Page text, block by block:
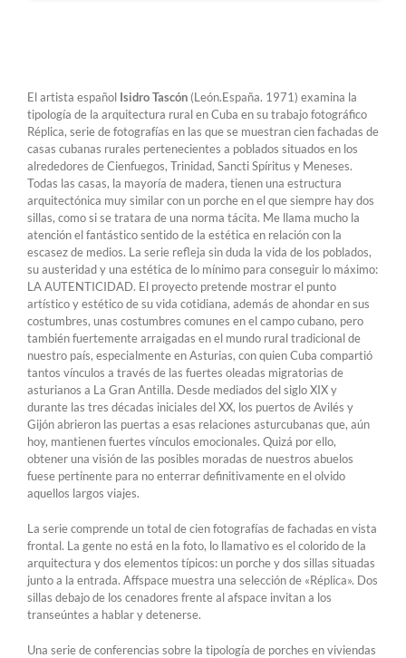
El artista español Isidro Tascón (León.España. 1971) examina la
tipología de la arquitectura rural en Cuba en su trabajo fotográfico
Réplica, serie de fotografías en las que se muestran cien fachadas de
casas cubanas rurales pertenecientes a poblados situados en los
alrededores de Cienfuegos, Trinidad, Sancti Spíritus y Meneses.
Todas las casas, la mayoría de madera, tienen una estructura
arquitectónica muy similar con un porche en el que siempre hay dos
sillas, como si se tratara de una norma tácita. Me llama mucho la
atención el fantástico sentido de la estética en relación con la
escasez de medios. La serie refleja sin duda la vida de los poblados,
su austeridad y una estética de lo mínimo para conseguir lo máximo:
LA AUTENTICIDAD. El proyecto pretende mostrar el punto
artístico y estético de su vida cotidiana, además de ahondar en sus
costumbres, unas costumbres comunes en el campo cubano, pero
también fuertemente arraigadas en el mundo rural tradicional de
nuestro país, especialmente en Asturias, con quien Cuba compartió
tantos vínculos a través de las fuertes oleadas migratorias de
asturianos a La Gran Antilla. Desde mediados del siglo XIX y
durante las tres décadas iniciales del XX, los puertos de Avilés y
Gijón abrieron las puertas a esas relaciones asturcubanas que, aún
hoy, mantienen fuertes vínculos emocionales. Quizá por ello,
obtener una visión de las posibles moradas de nuestros abuelos
fuese pertinente para no enterrar definitivamente en el olvido
aquellos largos viajes.
La serie comprende un total de cien fotografías de fachadas en vista
frontal. La gente no está en la foto, lo llamativo es el colorido de la
arquitectura y dos elementos típicos: un porche y dos sillas situadas
junto a la entrada. Affspace muestra una selección de «Réplica». Dos
sillas debajo de los cenadores frente al afspace invitan a los
transeúntes a hablar y detenerse.
Una serie de conferencias sobre la tipología de porches en viviendas